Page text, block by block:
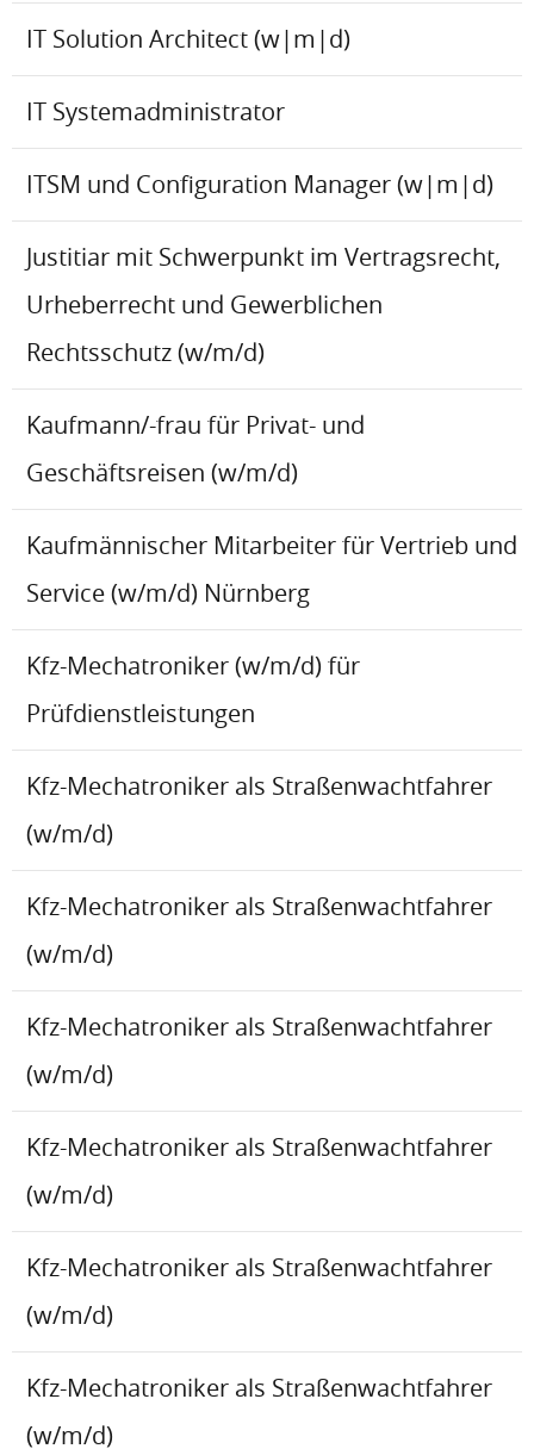
IT Solution Architect (w|m|d)
IT Systemadministrator
ITSM und Configuration Manager (w|m|d)
Justitiar mit Schwerpunkt im Vertragsrecht,
Urheberrecht und Gewerblichen
Rechtsschutz (w/m/d)
Kaufmann/-frau für Privat- und
Geschäftsreisen (w/m/d)
Kaufmännischer Mitarbeiter für Vertrieb und
Service (w/m/d) Nürnberg
Kfz-Mechatroniker (w/m/d) für
Prüfdienstleistungen
Kfz-Mechatroniker als Straßenwachtfahrer
(w/m/d)
Kfz-Mechatroniker als Straßenwachtfahrer
(w/m/d)
Kfz-Mechatroniker als Straßenwachtfahrer
(w/m/d)
Kfz-Mechatroniker als Straßenwachtfahrer
(w/m/d)
Kfz-Mechatroniker als Straßenwachtfahrer
(w/m/d)
Kfz-Mechatroniker als Straßenwachtfahrer
(w/m/d)